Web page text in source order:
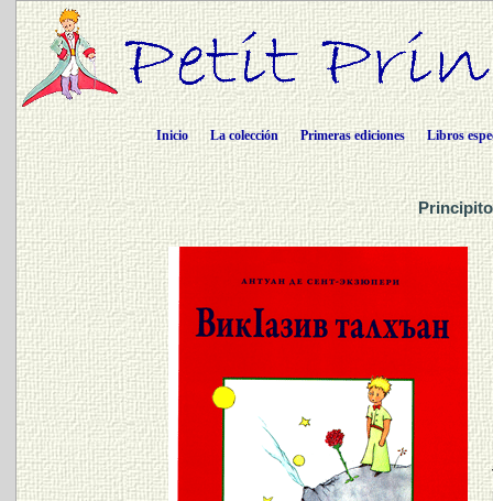
Inicio La colección Primeras ediciones Libros